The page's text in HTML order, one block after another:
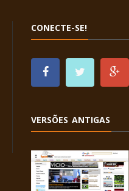
CONECTE-SE!
VERSÕES ANTIGAS